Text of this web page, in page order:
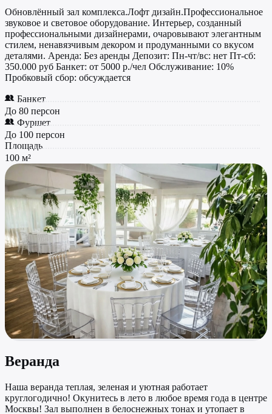
Обновлённый зал комплекса.Лофт дизайн.Профессиональное
звуковое и световое оборудование. Интерьер, созданный
профессиональными дизайнерами, очаровывают элегантным
стилем, ненавязчивым декором и продуманными со вкусом
деталями. Аренда: Без аренды Депозит: Пн-чт/вс: нет Пт-сб:
350.000 руб Банкет: от 5000 р./чел Обслуживание: 10%
Пробковый сбор: обсуждается
Банкет
До 80 персон
Фуршет
До 100 персон
Площадь
100 м²
Веранда
Наша веранда теплая, зеленая и уютная работает
круглогодично! Окунитесь в лето в любое время года в центре
Москвы! Зал выполнен в белоснежных тонах и утопает в